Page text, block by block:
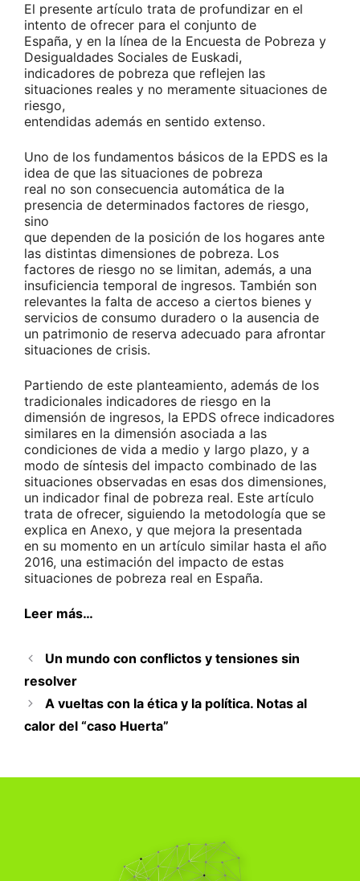
El presente artículo trata de profundizar en el
intento de ofrecer para el conjunto de
España, y en la línea de la Encuesta de Pobreza y
Desigualdades Sociales de Euskadi,
indicadores de pobreza que reflejen las
situaciones reales y no meramente situaciones de
riesgo,
entendidas además en sentido extenso.
Uno de los fundamentos básicos de la EPDS es la
idea de que las situaciones de pobreza
real no son consecuencia automática de la
presencia de determinados factores de riesgo,
sino
que dependen de la posición de los hogares ante
las distintas dimensiones de pobreza. Los
factores de riesgo no se limitan, además, a una
insuficiencia temporal de ingresos. También son
relevantes la falta de acceso a ciertos bienes y
servicios de consumo duradero o la ausencia de
un patrimonio de reserva adecuado para afrontar
situaciones de crisis.
Partiendo de este planteamiento, además de los
tradicionales indicadores de riesgo en la
dimensión de ingresos, la EPDS ofrece indicadores
similares en la dimensión asociada a las
condiciones de vida a medio y largo plazo, y a
modo de síntesis del impacto combinado de las
situaciones observadas en esas dos dimensiones,
un indicador final de pobreza real. Este artículo
trata de ofrecer, siguiendo la metodología que se
explica en Anexo, y que mejora la presentada
en su momento en un artículo similar hasta el año
2016, una estimación del impacto de estas
situaciones de pobreza real en España.
Leer más…
Un mundo con conflictos y tensiones sin
resolver
A vueltas con la ética y la política. Notas al
calor del “caso Huerta”